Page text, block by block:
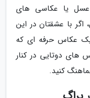
عسل یا عکاسی های
اگر با عشقتان در این
یک عکاس حرفه ای که
های دوتایی در کنار
کنید.